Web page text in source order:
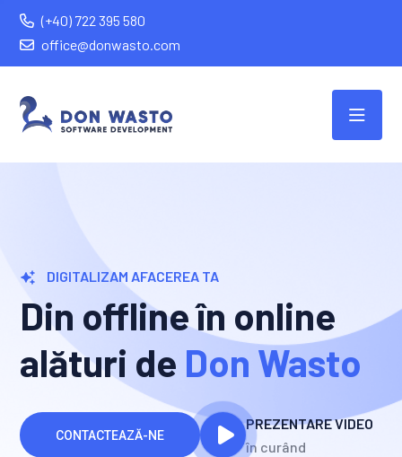
(+40) 722 395 580
office@donwasto.com
DIGITALIZAM AFACEREA TA
Din offline în online
alături de Don Wasto
CONTACTEAZĂ-NE
PREZENTARE VIDEO
în curând